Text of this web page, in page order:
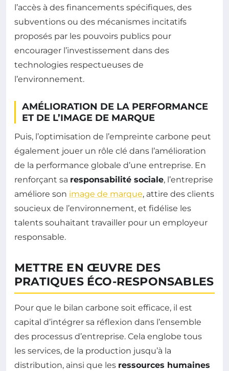
l’accès à des financements spécifiques, des
subventions ou des mécanismes incitatifs
proposés par les pouvoirs publics pour
encourager l’investissement dans des
technologies respectueuses de
l’environnement.
AMÉLIORATION DE LA PERFORMANCE
ET DE L’IMAGE DE MARQUE
Puis, l’optimisation de l’empreinte carbone peut
également jouer un rôle clé dans l’amélioration
de la performance globale d’une entreprise. En
renforçant sa responsabilité sociale, l’entreprise
améliore son image de marque, attire des clients
soucieux de l’environnement, et fidélise les
talents souhaitant travailler pour un employeur
responsable.
METTRE EN ŒUVRE DES
PRATIQUES ÉCO-RESPONSABLES
Pour que le bilan carbone soit efficace, il est
capital d’intégrer sa réflexion dans l’ensemble
des processus d’entreprise. Cela englobe tous
les services, de la production jusqu’à la
distribution, ainsi que les ressources humaines